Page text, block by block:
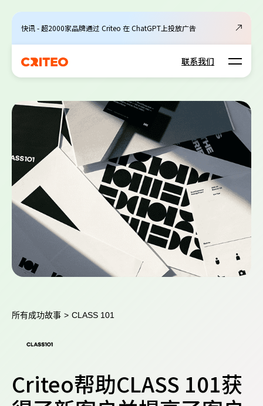
快讯 - 超2000家品牌通过 Criteo 在 ChatGPT上投放广告
联系我们 Open
所有成功故事 > CLASS 101
Criteo帮助CLASS 101获